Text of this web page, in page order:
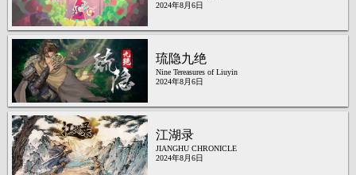
2024年8月6日
琉隐九绝
Nine Tereasures of Liuyin
2024年8月6日
江湖录
JIANGHU CHRONICLE
2024年8月6日